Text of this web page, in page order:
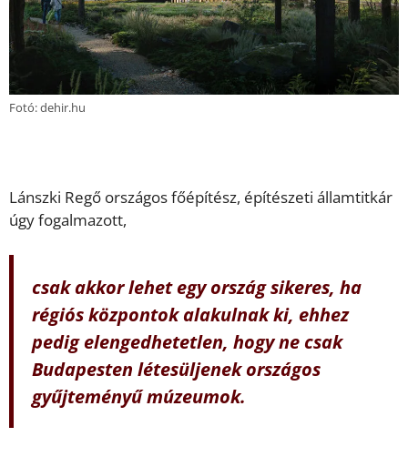
Fotó: dehir.hu
Lánszki Regő országos főépítész, építészeti államtitkár
úgy fogalmazott,
csak akkor lehet egy ország sikeres, ha
régiós központok alakulnak ki, ehhez
pedig elengedhetetlen, hogy ne csak
Budapesten létesüljenek országos
gyűjteményű múzeumok.